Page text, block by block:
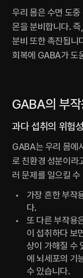
우리 몸은 수면 도
몬을 분비합니다.
분비 또한 촉진됩니
회복에 GABA가 도
GABA의 부
과다 섭취의 위험성
GABA는 우리 몸에
로 친환경 성분이라
러 문제를 일으킬
가장 흔한 부작
다.
또 다른 부작용
이 섭취하다 보
상이 가해질 수
에 뇌세포의 기
수 있습니다.